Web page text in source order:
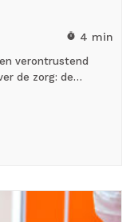
timer 4 min
verontrustend
de zorg: de…